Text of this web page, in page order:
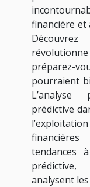
financière et
préparez-
pourraient
L’analyse
prédictive
financières
tendances
prédictive,
analysent